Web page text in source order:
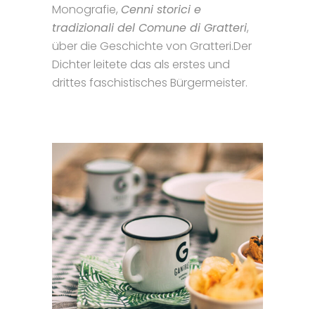
Monografie, Cenni storici e
tradizionali del Comune di Gratteri,
über die Geschichte von Gratteri.Der
Dichter leitete das als erstes und
drittes faschistisches Bürgermeister.